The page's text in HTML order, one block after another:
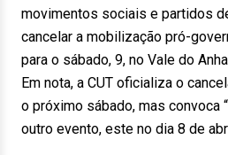
movimentos sociais e partidos
cancelar a mobilização pró-
para o sábado, 9, no Vale do
Em nota, a CUT oficializa o
o próximo sábado, mas convoca
outro evento, este no dia 8 de